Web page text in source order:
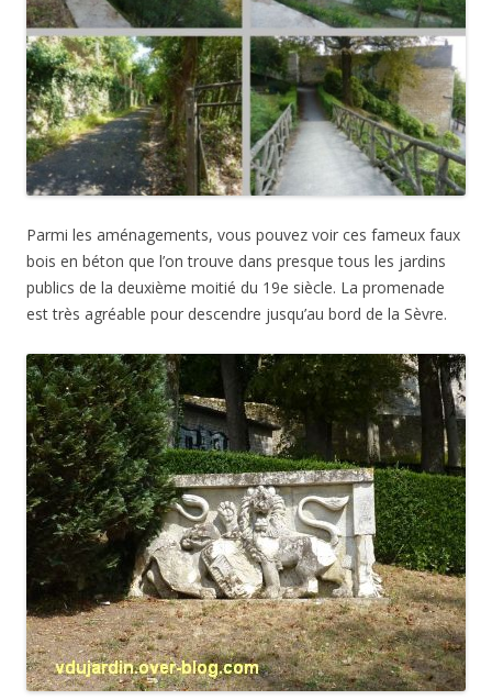
Parmi les aménagements, vous pouvez voir ces fameux faux
bois en béton que l’on trouve dans presque tous les jardins
publics de la deuxième moitié du 19e siècle. La promenade
est très agréable pour descendre jusqu’au bord de la Sèvre.